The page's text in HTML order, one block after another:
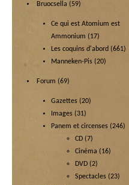
Bruocsella (59)
Ce qui est Atomium est
Ammonium (17)
Les coquins d'abord (661)
Manneken-Pis (20)
Forum (69)
Gazettes (20)
Images (31)
Panem et circenses (246)
CD (7)
Cinéma (16)
DVD (2)
Spectacles (23)